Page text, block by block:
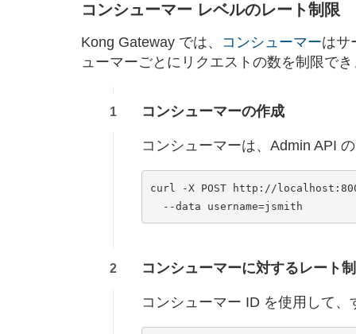
コンシューマー レベルのレート制限
Kong Gateway では、 コンシューマーはサ
ューマーごとにリクエストの数を制限で
コンシューマーの作成
コンシューマーは、Admin API
curl -X POST http://
コンシューマーに対するレート
コンシューマー ID を使用して